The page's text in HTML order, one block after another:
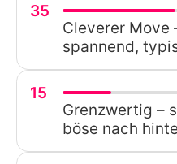
35
Cleverer Move
spannend,
15
Grenzwertig –
böse nach